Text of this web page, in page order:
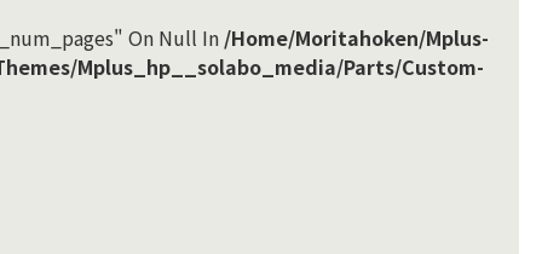
On Null In /home/moritahoken/mplus-
mplus_hp__solabo_media/parts/custom-